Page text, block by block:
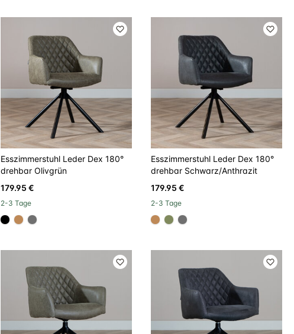
Esszimmerstuhl Leder Dex 180°
drehbar Olivgrün
179.95 €
2-3 Tage
#000000
#be8957
#707070
Esszimmerstuhl Leder Dex 180°
drehbar Schwarz/Anthrazit
179.95 €
2-3 Tage
#be8957
#808a5d
#707070